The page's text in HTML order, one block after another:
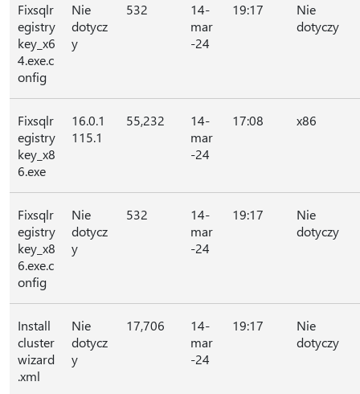
Fixsqlr
egistry
key_x6
4.exe.c
onfig
Nie
dotycz
y
532
14-
mar
-24
19:17
Nie
dotyczy
Fixsqlr
egistry
key_x8
6.exe
16.0.1
115.1
55,232
14-
mar
-24
17:08 x86
Fixsqlr
egistry
key_x8
6.exe.c
onfig
Nie
dotycz
y
532
14-
mar
-24
19:17
Nie
dotyczy
Install
cluster
wizard
.xml
Nie
dotycz
y
17,706
14-
mar
-24
19:17
Nie
dotyczy